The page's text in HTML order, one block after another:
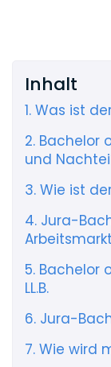
Inhalt
1. Was ist
2. Bachelor
und
3. Wie ist
4. Jura-
Arbeitsmarkt
5. Bachelor
LL.B.
6. Jura-
7. Wie wird